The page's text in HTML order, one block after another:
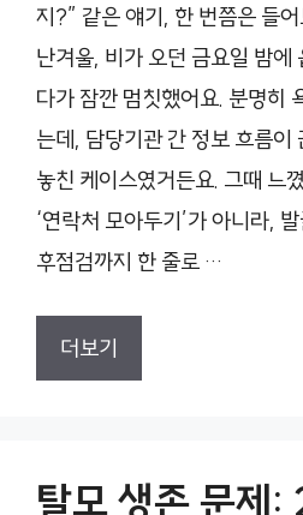
지?” 같은 얘기, 한 번쯤은 들
난겨울, 비가 오던 금요일 밤에
다가 잠깐 멈칫했어요. 분명히
는데, 담당기관 간 정보 흐름이
놓친 케이스였거든요. 그때 느
‘연락처 모아두기’가 아니라,
후점검까지 한 줄로 …
더보기
탈모 생존 문제